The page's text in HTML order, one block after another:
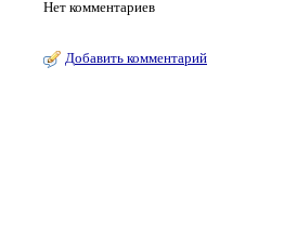
Нет комментариев
Добавить комментарий